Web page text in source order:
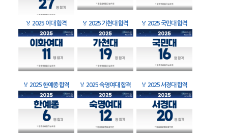
🏅 2025 이대 합격 🏅 2025 가천대 합격 🏅 2025 국민대 합격
🏅 2025 한예종 합격 🏅 2025 숙명여대 합격 🏅 2025 서경대 합격